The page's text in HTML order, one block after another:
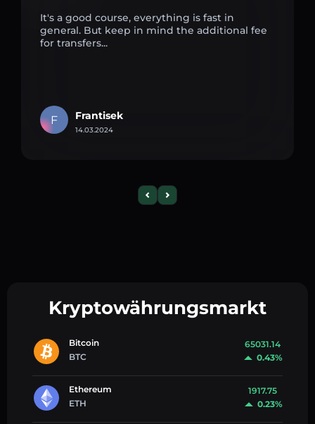
It's a good course, everything is fast in
general. But keep in mind the additional fee
for transfers...
F Frantisek
14.03.2024
Kryptowährungsmarkt
Bitcoin
BTC
65031.14
0.43%
Ethereum
ETH
1917.75
0.23%